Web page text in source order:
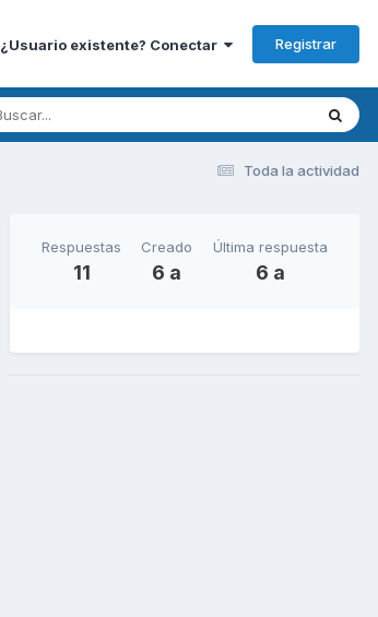
¿Usuario existente? Conectar Registrar
Toda la actividad
Respuestas
11
Creado
6 a
Última respuesta
6 a